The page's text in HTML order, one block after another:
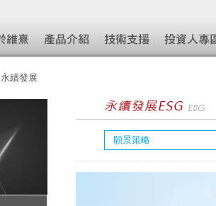
永續發展
願景策略